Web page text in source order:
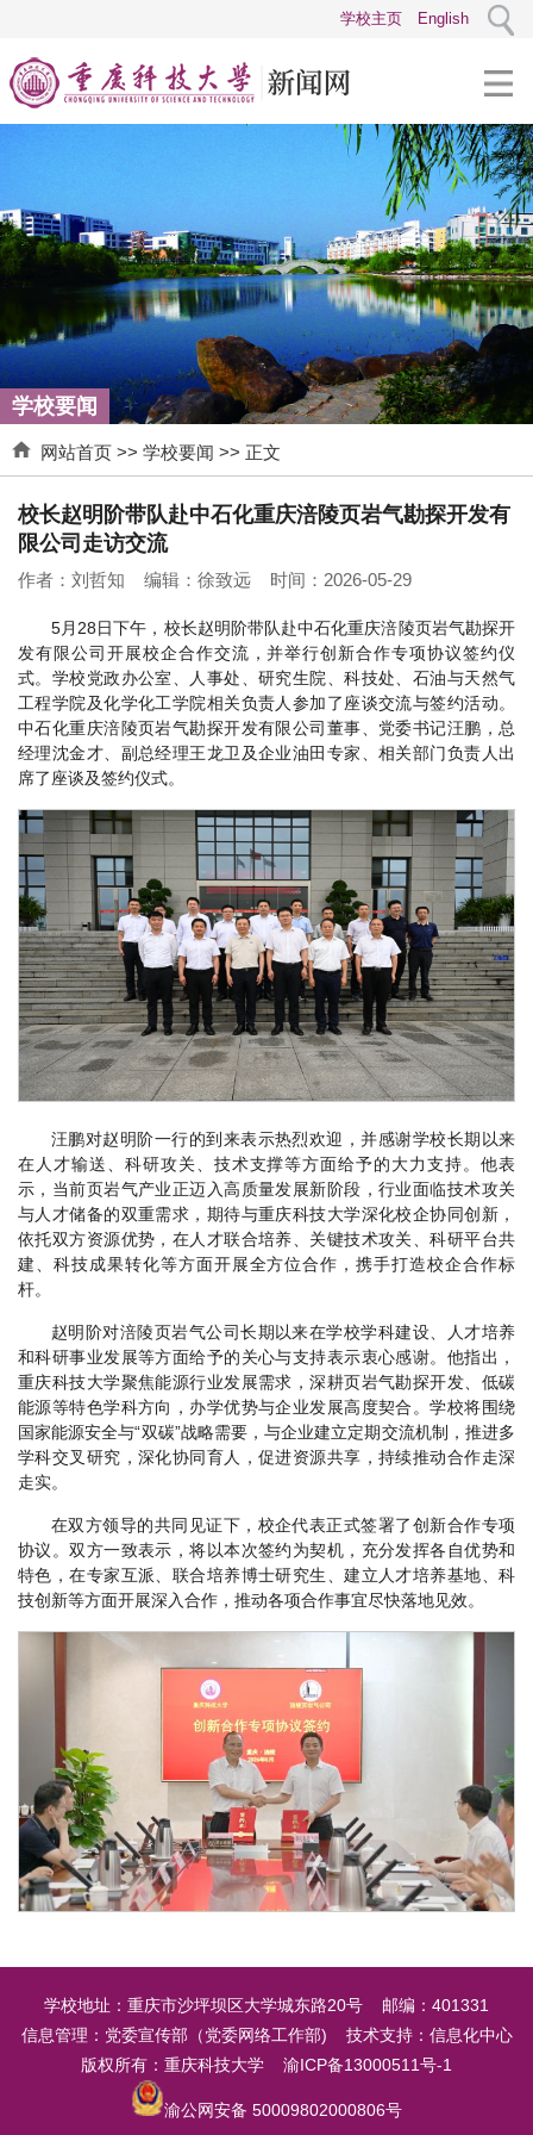
学校主页 English
学校要闻
网站首页 >> 学校要闻 >> 正文
校长赵明阶带队赴中石化重庆涪陵页岩气勘探开发有
限公司走访交流
作者：刘哲知 编辑：徐致远 时间：2026-05-29
5月28日下午，校长赵明阶带队赴中石化重庆涪陵页岩气勘探开
发有限公司开展校企合作交流，并举行创新合作专项协议签约仪
式。学校党政办公室、人事处、研究生院、科技处、石油与天然气
工程学院及化学化工学院相关负责人参加了座谈交流与签约活动。
中石化重庆涪陵页岩气勘探开发有限公司董事、党委书记汪鹏，总
经理沈金才、副总经理王龙卫及企业油田专家、相关部门负责人出
席了座谈及签约仪式。
汪鹏对赵明阶一行的到来表示热烈欢迎，并感谢学校长期以来
在人才输送、科研攻关、技术支撑等方面给予的大力支持。他表
示，当前页岩气产业正迈入高质量发展新阶段，行业面临技术攻关
与人才储备的双重需求，期待与重庆科技大学深化校企协同创新，
依托双方资源优势，在人才联合培养、关键技术攻关、科研平台共
建、科技成果转化等方面开展全方位合作，携手打造校企合作标
杆。
赵明阶对涪陵页岩气公司长期以来在学校学科建设、人才培养
和科研事业发展等方面给予的关心与支持表示衷心感谢。他指出，
重庆科技大学聚焦能源行业发展需求，深耕页岩气勘探开发、低碳
能源等特色学科方向，办学优势与企业发展高度契合。学校将围绕
国家能源安全与“双碳”战略需要，与企业建立定期交流机制，推进多
学科交叉研究，深化协同育人，促进资源共享，持续推动合作走深
走实。
在双方领导的共同见证下，校企代表正式签署了创新合作专项
协议。双方一致表示，将以本次签约为契机，充分发挥各自优势和
特色，在专家互派、联合培养博士研究生、建立人才培养基地、科
技创新等方面开展深入合作，推动各项合作事宜尽快落地见效。
学校地址：重庆市沙坪坝区大学城东路20号 邮编：401331
信息管理：党委宣传部（党委网络工作部) 技术支持：信息化中心
版权所有：重庆科技大学 渝ICP备13000511号-1
渝公网安备 50009802000806号